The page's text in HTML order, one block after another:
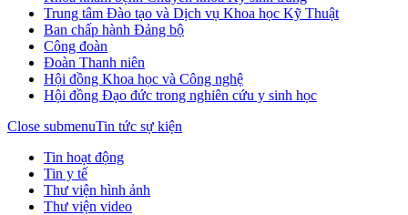
Trung tâm Đào tạo và Dịch vụ Khoa học Kỹ Thuật
Ban chấp hành Đảng bộ
Công đoàn
Đoàn Thanh niên
Hội đồng Khoa học và Công nghệ
Hội đồng Đạo đức trong nghiên cứu y sinh học
Close submenuTin tức sự kiện
Tin hoạt động
Tin y tế
Thư viện hình ảnh
Thư viện video